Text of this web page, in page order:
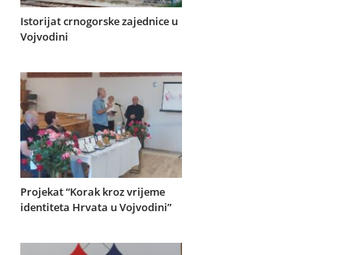
Istorijat crnogorske zajednice u
Vojvodini
Projekat “Korak kroz vrijeme
identiteta Hrvata u Vojvodini”